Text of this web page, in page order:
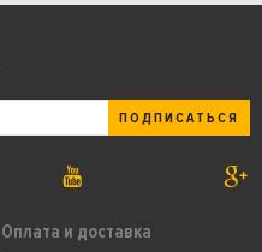
Оплата и доставка
ПОДПИСАТЬСЯ